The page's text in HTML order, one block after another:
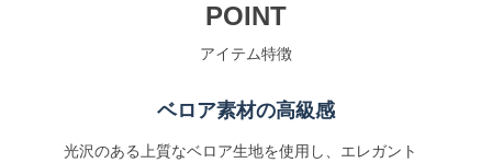
POINT
アイテム特徴
ベロア素材の高級感
光沢のある上質なベロア生地を使用し、エレガント